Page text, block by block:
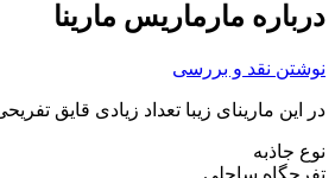
درباره مارماریس مارینا
نوشتن نقد و بررسی
در این مارینای زیبا تعداد زیادی قایق
نوع جاذبه